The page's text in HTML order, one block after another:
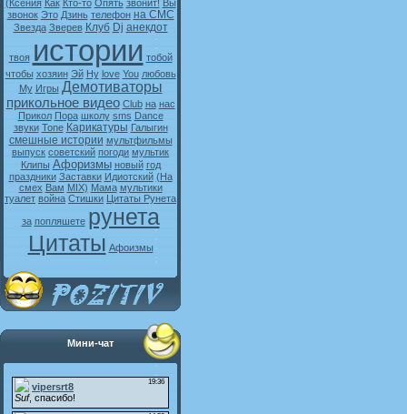
(Ксения Как Кто-то Опять звонит! Вы
звонок Это Дзинь телефон на СМС
Звезда Зверев Клуб Dj анекдот
твоя истории тобой
чтобы хозяин Эй Ну love You любовь
My Игры Демотиваторы
прикольное видео Club на нас
Прикол Пора школу sms Dance
звуки Tone Карикатуры Галыгин
смешные истории мультфильмы
выпуск советский погоди мультик
Клипы Афоризмы новый год
праздники Заставки Идиотский (На
смех Вам MIX) Мама мультики
туалет война Стишки Цитаты Рунета
за попляшете рунета
Цитаты Афоизмы
Мини-чат